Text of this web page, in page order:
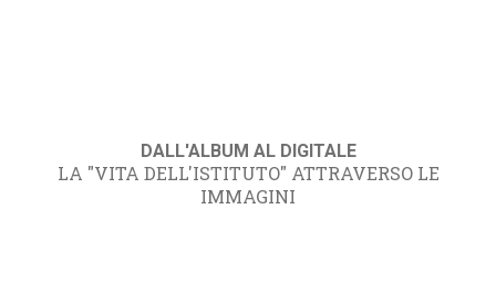
DALL'ALBUM AL DIGITALE
LA "VITA DELL'ISTITUTO" ATTRAVERSO LE
IMMAGINI